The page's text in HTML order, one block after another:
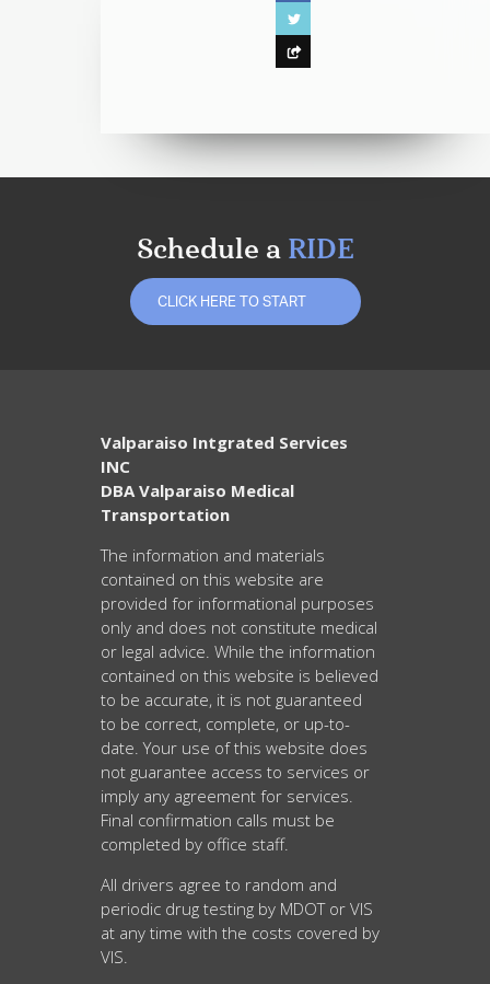
ce
oo
k
wi
tt
er
a
Fr
Schedule a RIDE
CLICK HERE TO START
Valparaiso Intgrated Services
INC
DBA Valparaiso Medical
Transportation
The information and materials
contained on this website are
provided for informational purposes
only and does not constitute medical
or legal advice. While the information
contained on this website is believed
to be accurate, it is not guaranteed
to be correct, complete, or up-to-
date. Your use of this website does
not guarantee access to services or
imply any agreement for services.
Final confirmation calls must be
completed by office staff.
All drivers agree to random and
periodic drug testing by MDOT or VIS
at any time with the costs covered by
VIS.